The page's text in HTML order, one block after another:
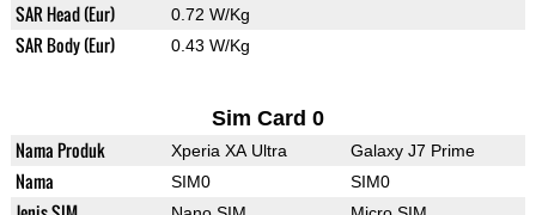
SAR Head (Eur) 0.72 W/Kg
SAR Body (Eur) 0.43 W/Kg
Sim Card 0
Nama Produk Xperia XA Ultra Galaxy J7 Prime
Nama SIM0 SIM0